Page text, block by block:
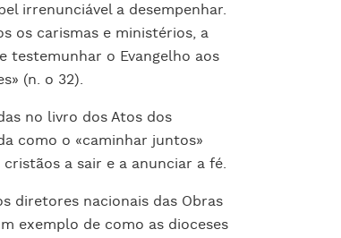
irrenunciável a desempenhar.
os carismas e ministérios, a
testemunhar o Evangelho aos
(n. o 32).
no livro dos Atos dos
como o «caminhar juntos»
a sair e a anunciar a fé.
diretores nacionais das Obras
exemplo de como as dioceses